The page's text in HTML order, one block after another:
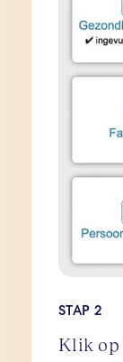
STAP 2
Klik op